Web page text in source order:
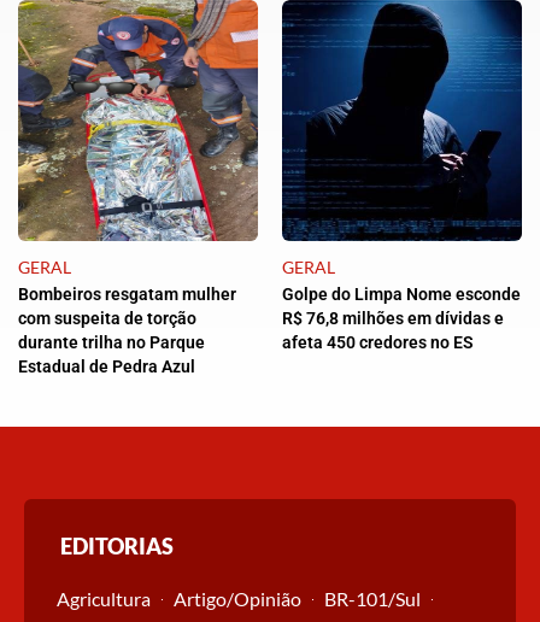
GERAL
Bombeiros resgatam mulher
com suspeita de torção
durante trilha no Parque
Estadual de Pedra Azul
GERAL
Golpe do Limpa Nome esconde
R$ 76,8 milhões em dívidas e
afeta 450 credores no ES
EDITORIAS
Agricultura Artigo/Opinião
BR-101/Sul